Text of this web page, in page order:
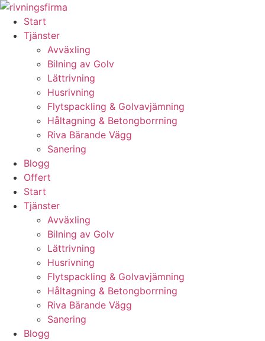
Skip
content
Start
Tjänster
Avväxling
Bilning av Golv
Lättrivning
Husrivning
Flytspackling & Golvavjämning
Håltagning & Betongborrning
Riva Bärande Vägg
Sanering
Blogg
Offert
Start
Tjänster
Avväxling
Bilning av Golv
Lättrivning
Husrivning
Flytspackling & Golvavjämning
Håltagning & Betongborrning
Riva Bärande Vägg
Sanering
Blogg